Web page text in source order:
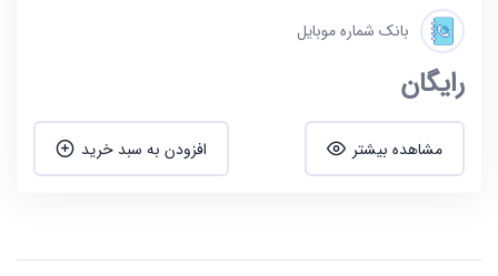
بانک شماره موبایل
رایگان
مشاهده بیشتر افزودن به سبد خرید